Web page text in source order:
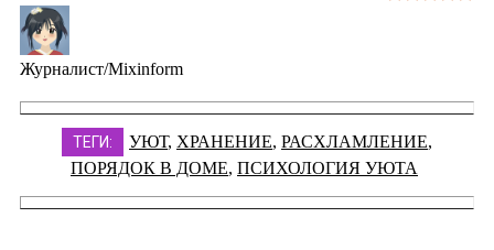
Журналист/Mixinform
ТЕГИ: УЮТ, ХРАНЕНИЕ, РАСХЛАМЛЕНИЕ,
ПОРЯДОК В ДОМЕ, ПСИХОЛОГИЯ УЮТА